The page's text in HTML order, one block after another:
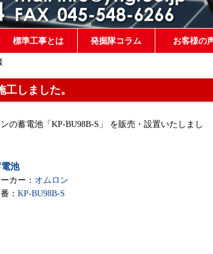
標準工事とは 発掘隊コラム お客様の
しました。
の蓄電池「KP-BU98B-S」 を販売・設置いたしまし
池
カー： オムロン
： KP-BU98B-S